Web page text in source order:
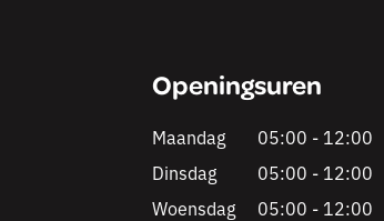
Openingsuren
Maandag 05:00 - 12:00
Dinsdag
05:00 - 12:00
Woensdag
05:00 - 12:00